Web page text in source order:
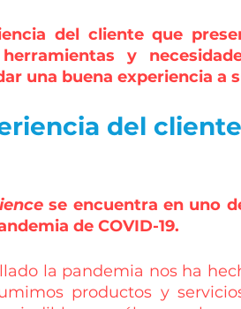
del cliente que
y
una buena experiencia a
del
se encuentra en uno
de COVID-19.
la pandemia nos ha
productos y